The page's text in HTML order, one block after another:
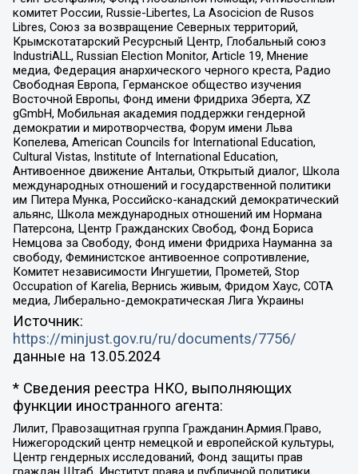
комитет России, Russie-Libertes, La Asocicion de Rusos
Libres, Союз за возвращение Северных территорий,
Крымскотатарский Ресурсный Центр, Глобальный союз
IndustriALL, Russian Election Monitor, Article 19, Мнение
медиа, Федерация анархического черного креста, Радио
Свободная Европа, Германское общество изучения
Восточной Европы, Фонд имени Фридриха Эберта, XZ
gGmbH, Мобильная академия поддержки гендерной
демократии и миротворчества, Форум имени Льва
Копелева, American Councils for International Education,
Cultural Vistas, Institute of International Education,
Антивоенное движение Антальи, Открытый диалог, Школа
международных отношений и государственной политики
им Питера Мунка, Российско-канадский демократический
альянс, Школа международных отношений им Нормана
Патерсона, Центр Гражданских Свобод, Фонд Бориса
Немцова за Свободу, Фонд имени Фридриха Науманна за
свободу, Феминистское антивоенное сопротивление,
Комитет независимости Ингушетии, Прометей, Stop
Occupation of Karelia, Вернись живым, Фридом Хаус, СОТА
медиа, Либерально-демократическая Лига Украины
Источник:
https://minjust.gov.ru/ru/documents/7756/
данные на 13.05.2024
* Сведения реестра НКО, выполняющих
функции иностранного агента:
Лилит, Правозащитная группа Гражданин.Армия.Право,
Нижегородский центр немецкой и европейской культуры,
Центр гендерных исследований, Фонд защиты прав